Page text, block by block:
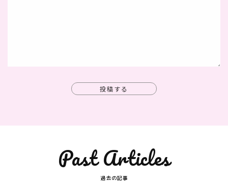
投稿する
Past Articles
過去の記事